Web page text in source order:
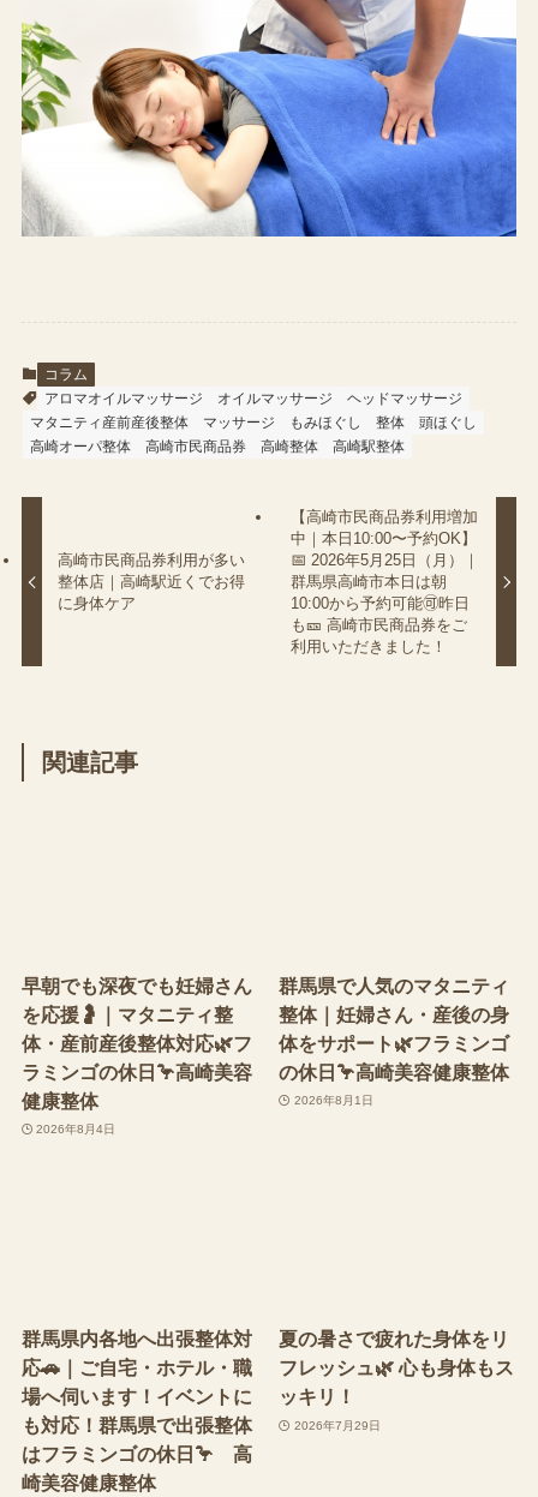
コラム
アロマオイルマッサージ
オイルマッサージ
ヘッドマッサージ
マタニティ産前産後整体
マッサージ もみほぐし 整体
頭ほぐし
高崎オーパ整体
高崎市民商品券 高崎整体 高崎駅整体
高崎市民商品券利用が多い
整体店｜高崎駅近くでお得
に身体ケア
【高崎市民商品券利用増加
中｜本日10:00〜予約OK】
📅 2026年5月25日（月）｜
群馬県高崎市本日は朝
10:00から予約可能🉑昨日
も🎫 高崎市民商品券をご
利用いただきました！
関連記事
早朝でも深夜でも妊婦さん
を応援🤰｜マタニティ整
体・産前産後整体対応🌿フ
ラミンゴの休日🦩高崎美容
健康整体
2026年8月4日
群馬県で人気のマタニティ
整体｜妊婦さん・産後の身
体をサポート🌿フラミンゴ
の休日🦩高崎美容健康整体
2026年8月1日
群馬県内各地へ出張整体対
応🚗｜ご自宅・ホテル・職
場へ伺います！イベントに
も対応！群馬県で出張整体
はフラミンゴの休日🦩 高
崎美容健康整体
夏の暑さで疲れた身体をリ
フレッシュ🌿 心も身体もス
ッキリ！
2026年7月29日